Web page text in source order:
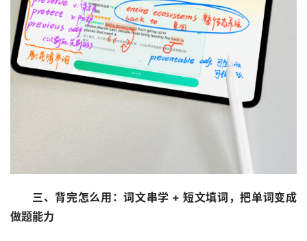
三、背完怎么用：词文串学 + 短文填词，把单词变成
做题能力